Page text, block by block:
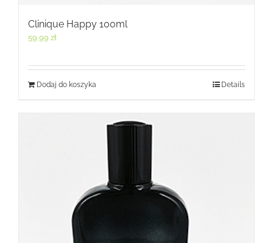
Clinique Happy 100ml
59,99 zł
Dodaj do koszyka Details